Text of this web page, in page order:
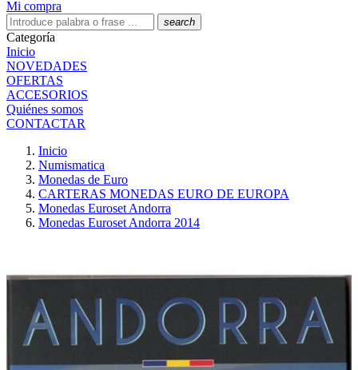
Mi compra
search
Categoría
Inicio
NOVEDADES
OFERTAS
ACCESORIOS
Quiénes somos
CONTACTAR
Inicio
Numismatica
Monedas de Euro
CARTERAS MONEDAS EURO DE EUROPA
Monedas Euroset Andorra
Monedas Euroset Andorra 2014